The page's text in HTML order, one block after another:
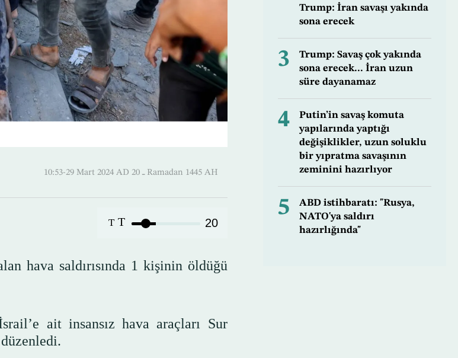
10:53-29 Mart 2024 AD ـ 20 Ramadan 1445 AH
T T 20
hava saldırısında 1 kişinin öldüğü
ait insansız hava araçları Sur
Trump: İran savaşı yakında
sona erecek
3
Trump: Savaş çok yakında
sona erecek... İran uzun
süre dayanamaz
4
Putin’in savaş komuta
yapılarında yaptığı
değişiklikler, uzun soluklu
bir yıpratma savaşının
zeminini hazırlıyor
5
ABD istihbaratı: "Rusya,
NATO'ya saldırı
hazırlığında"